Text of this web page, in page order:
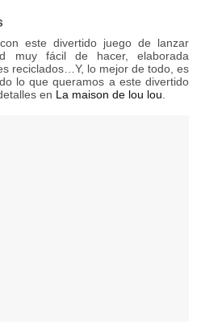
este divertido juego de lanzar
muy fácil de hacer, elaborada
reciclados…Y, lo mejor de todo, es
lo que queramos a este divertido
en La maison de lou lou